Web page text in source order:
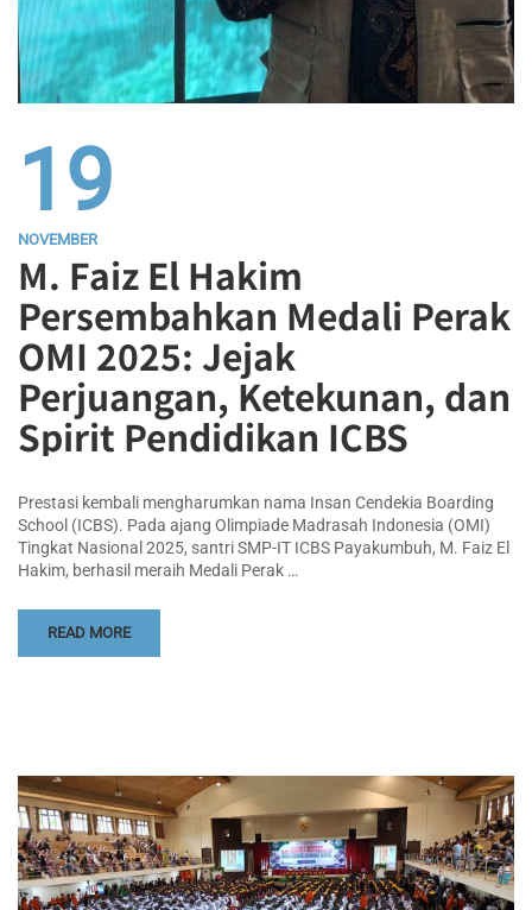
19
NOVEMBER
M. Faiz El Hakim
Persembahkan Medali Perak
OMI 2025: Jejak
Perjuangan, Ketekunan, dan
Spirit Pendidikan ICBS
Prestasi kembali mengharumkan nama Insan Cendekia Boarding
School (ICBS). Pada ajang Olimpiade Madrasah Indonesia (OMI)
Tingkat Nasional 2025, santri SMP-IT ICBS Payakumbuh, M. Faiz El
Hakim, berhasil meraih Medali Perak …
READ MORE